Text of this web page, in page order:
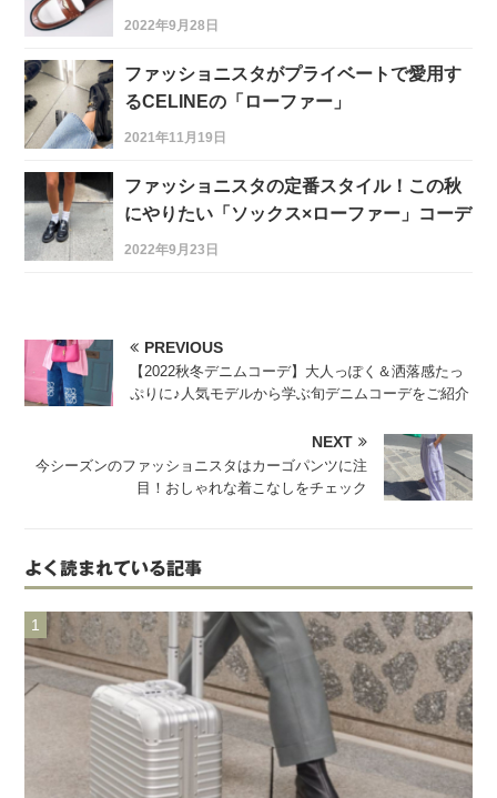
2022年9月28日
ファッショニスタがプライベートで愛用す
るCELINEの「ローファー」
2021年11月19日
ファッショニスタの定番スタイル！この秋
にやりたい「ソックス×ローファー」コーデ
2022年9月23日
PREVIOUS
【2022秋冬デニムコーデ】大人っぽく＆洒落感たっ
ぷりに♪人気モデルから学ぶ旬デニムコーデをご紹介
NEXT
今シーズンのファッショニスタはカーゴパンツに注
目！おしゃれな着こなしをチェック
よく読まれている記事